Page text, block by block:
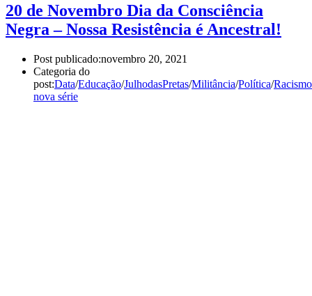
20 de Novembro Dia da Consciência
Negra – Nossa Resistência é Ancestral!
Post publicado:novembro 20, 2021
Categoria do
post:Data/Educação/JulhodasPretas/Militância/Política/Racismo
nova série